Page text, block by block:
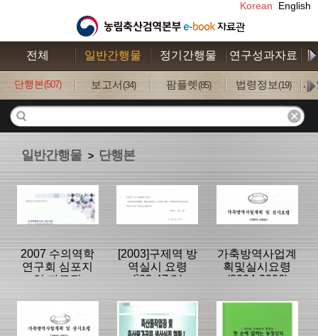
Korean English
전체 일반간행물 정기간행물 연구성과자료
단행본(507) 보고서 (34) 팜플렛 (85) 법령정보(19) 사
일반간행물 > 단행본
2007 수의역학
연구회 심포지
엄 자료집
분류명 : 단행본
[2003]구제역 방
역실시 요령
(`03-47호)
분류명 : 단행본
가축방역사업계
획및실시요령
(2004-2006)